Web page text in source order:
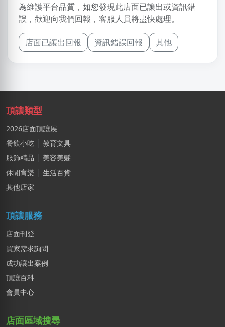
為維護平台品質，如您發現此店面已讓出或資訊錯
誤，歡迎向我們回報，客服人員將盡快處理。
店面已讓出回報 資訊錯誤回報 其他
頂讓類型
2026店面頂讓展
餐飲小吃
教育文具
服飾精品
美容美髮
休閒育樂
生活百貨
其他店家
頂讓服務
店面刊登
買家需求詢問
成功讓出案例
頂讓百科
會員中心
店面區域搜尋